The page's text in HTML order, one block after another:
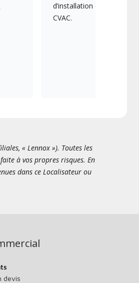
d’installation et
CVAC.
« Lennox »). Toutes les
à vos propres risques. En
dans ce Localisateur ou
devis